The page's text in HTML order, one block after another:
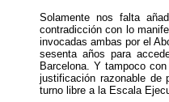
Solamente nos falta
contradicción con lo
invocadas ambas por el
sesenta años para
Barcelona. Y tampoco
justificación razonable de
turno libre a la Escala